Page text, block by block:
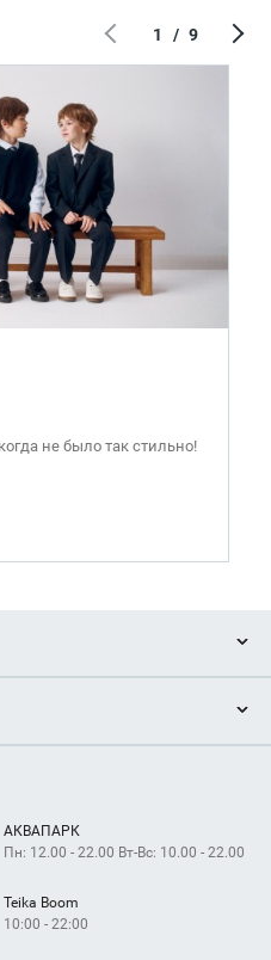
не было так стильно!
1 / 9
АКВАПАРК
Пн: 12.00 - 22.00 Вт-Вс: 10.00 - 22.00
Teika Boom
10:00 - 22:00